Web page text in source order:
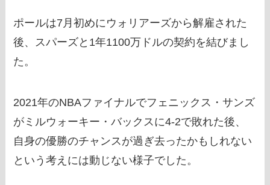
ポールは7月初めにウォリアーズから解雇された
後、スパーズと1年1100万ドルの契約を結びまし
た。
2021年のNBAファイナルでフェニックス・サンズ
がミルウォーキー・バックスに4-2で敗れた後、
自身の優勝のチャンスが過ぎ去ったかもしれない
という考えには動じない様子でした。